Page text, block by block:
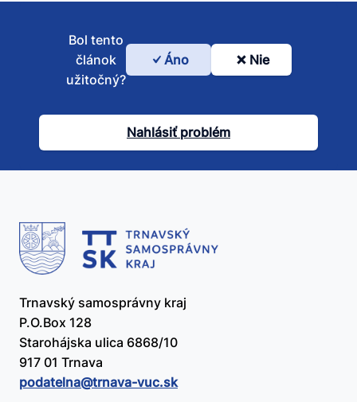
Bol
článok
užitočný?
Bol tento
článok
užitočný?
Áno Nie
Nahlásiť problém
Trnavský samosprávny kraj
P.O.Box 128
Starohájska ulica 6868/10
917 01 Trnava
podatelna@​trnava-vuc.sk